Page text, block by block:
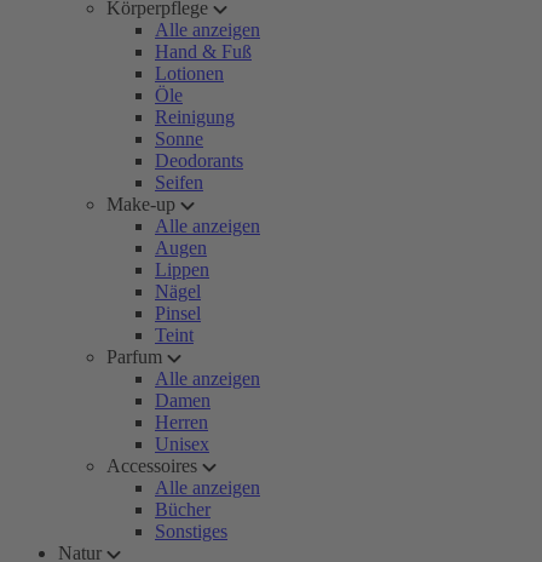
Körperpflege
Alle anzeigen
Hand & Fuß
Lotionen
Öle
Reinigung
Sonne
Deodorants
Seifen
Make-up
Alle anzeigen
Augen
Lippen
Nägel
Pinsel
Teint
Parfum
Alle anzeigen
Damen
Herren
Unisex
Accessoires
Alle anzeigen
Bücher
Sonstiges
Natur